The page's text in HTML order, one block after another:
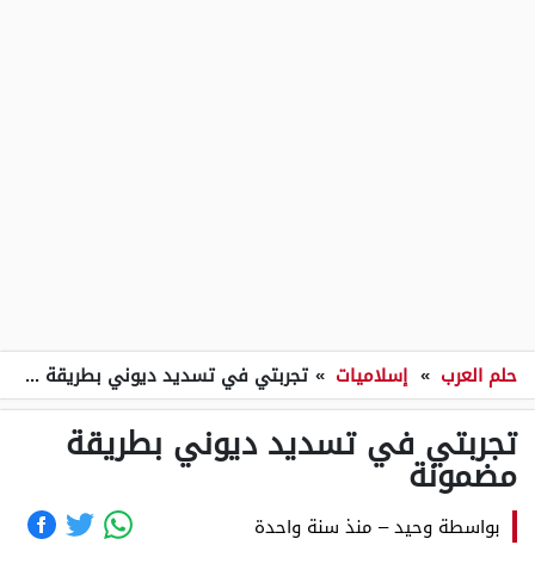
حلم العرب » إسلاميات » تجربتي في تسديد ديوني بطريقة مضمونة
تجربتي في تسديد ديوني بطريقة
مضمونة
بواسطة وحيد– منذ سنة واحدة